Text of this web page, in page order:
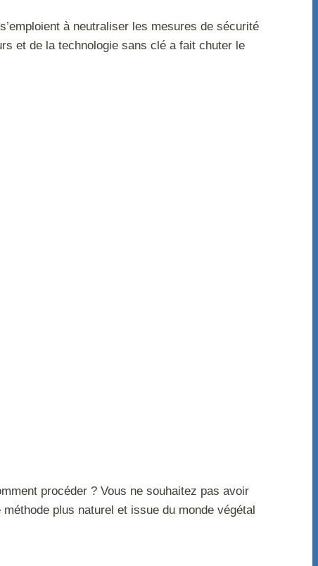
à neutraliser les mesures de sécurité
et de la technologie sans clé a fait chuter le
procéder ? Vous ne souhaitez pas avoir
plus naturel et issue du monde végétal